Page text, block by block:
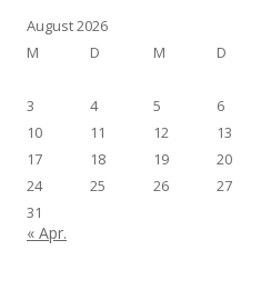
August 2026
M
D M D
3
4 5 6
10
11 12 13
17
18 19 20
24
25 26 27
31
« Apr.